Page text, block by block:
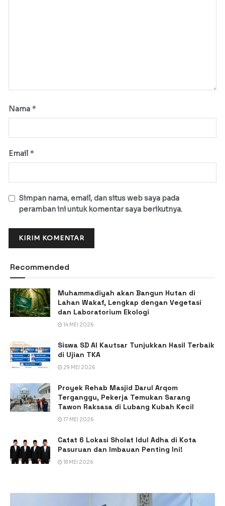
Nama *
Email *
Simpan nama, email, dan situs web saya pada
peramban ini untuk komentar saya berikutnya.
Recommended
Muhammadiyah akan Bangun Hutan di
Lahan Wakaf, Lengkap dengan Vegetasi
dan Laboratorium Ekologi
14 MEI 2026
Siswa SD Al Kautsar Tunjukkan Hasil Terbaik
di Ujian TKA
29 MEI 2026
Proyek Rehab Masjid Darul Arqom
Terganggu, Pekerja Temukan Sarang
Tawon Raksasa di Lubang Kubah Kecil
17 MEI 2026
Catat 6 Lokasi Sholat Idul Adha di Kota
Pasuruan dan Imbauan Penting Ini!
18 MEI 2026